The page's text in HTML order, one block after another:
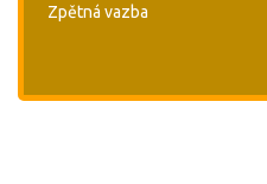
Zpětná vazba